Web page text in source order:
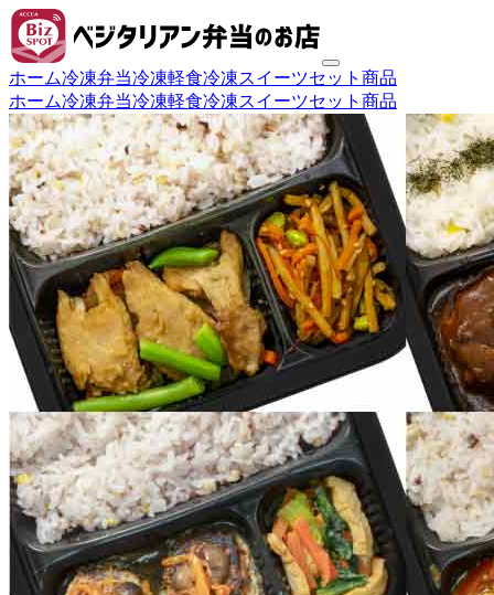
ホーム冷凍弁当冷凍軽食冷凍スイーツセット商品
ホーム冷凍弁当冷凍軽食冷凍スイーツセット商品